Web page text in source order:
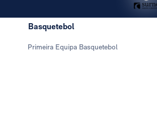
Basquetebol
Primeira Equipa Basquetebol